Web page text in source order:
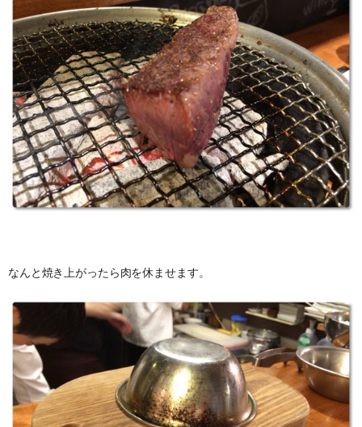
なんと焼き上がったら肉を休ませます。